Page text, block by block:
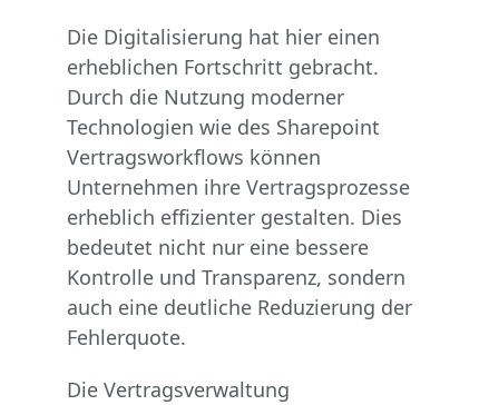
Die Digitalisierung hat hier einen
erheblichen Fortschritt gebracht.
Durch die Nutzung moderner
Technologien wie des Sharepoint
Vertragsworkflows können
Unternehmen ihre Vertragsprozesse
erheblich effizienter gestalten. Dies
bedeutet nicht nur eine bessere
Kontrolle und Transparenz, sondern
auch eine deutliche Reduzierung der
Fehlerquote.
Die Vertragsverwaltung